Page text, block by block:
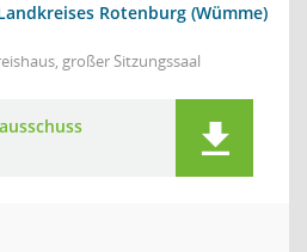
Rotenburg (Wümme)
großer Sitzungssaal